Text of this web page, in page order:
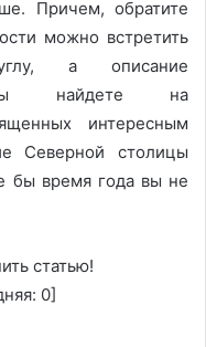
Причем, обратите
можно встретить
а описание
вы найдете на
интересным
Северной столицы
бы время года вы не
статью!
0]